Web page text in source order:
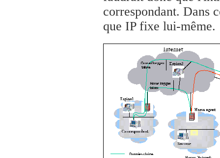
correspondant. Dans
que IP fixe lui-même.